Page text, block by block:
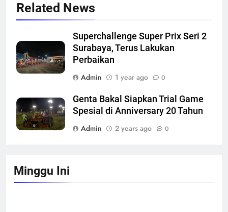
Related News
Superchallenge Super Prix Seri 2
Surabaya, Terus Lakukan
Perbaikan
Admin
1 year ago 0
Genta Bakal Siapkan Trial Game
Spesial di Anniversary 20 Tahun
Admin
2 years ago 0
Minggu Ini